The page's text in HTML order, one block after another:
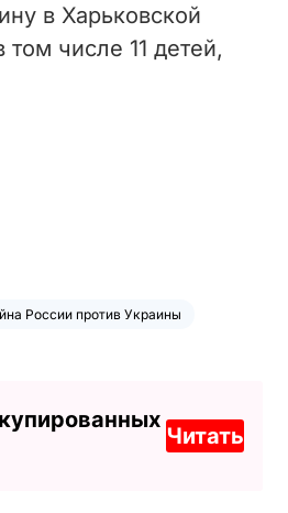
в Харьковской
том числе 11 детей,
России против Украины
Читать